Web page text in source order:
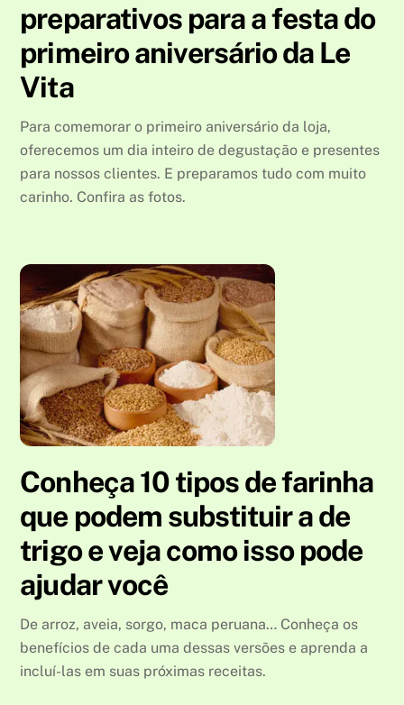
preparativos para a festa do
primeiro aniversário da Le
Vita
Para comemorar o primeiro aniversário da loja,
oferecemos um dia inteiro de degustação e presentes
para nossos clientes. E preparamos tudo com muito
carinho. Confira as fotos.
Conheça 10 tipos de farinha
que podem substituir a de
trigo e veja como isso pode
ajudar você
De arroz, aveia, sorgo, maca peruana… Conheça os
benefícios de cada uma dessas versões e aprenda a
incluí-las em suas próximas receitas.